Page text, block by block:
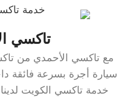
تاكسي
مع تاكسي الأحمدي من
سيارة أجرة بسرعة فائقة
خدمة تاكسي الكويت لدينا